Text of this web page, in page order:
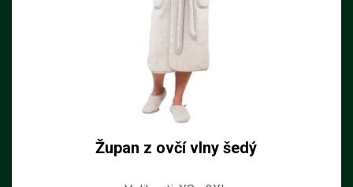
Župan z ovčí vlny šedý